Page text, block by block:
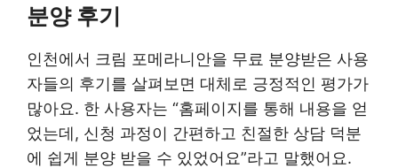
분양 후기
인천에서 크림 포메라니안을 무료 분양받은 사용
자들의 후기를 살펴보면 대체로 긍정적인 평가가
많아요. 한 사용자는 “홈페이지를 통해 내용을 얻
었는데, 신청 과정이 간편하고 친절한 상담 덕분
에 쉽게 분양 받을 수 있었어요”라고 말했어요.